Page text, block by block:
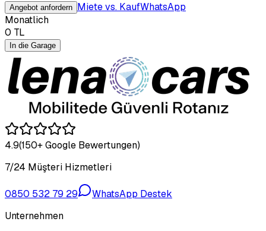
Angebot anfordern Miete vs. KaufWhatsApp
Monatlich
0 TL
In die Garage
4.9(150+ Google Bewertungen)
7/24 Müşteri Hizmetleri
0850 532 79 29
WhatsApp Destek
Unternehmen